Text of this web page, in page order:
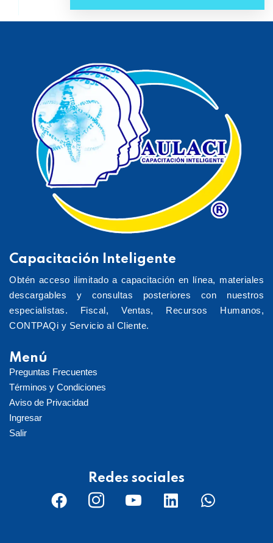
Capacitación Inteligente
Obtén acceso ilimitado a capacitación en línea, materiales
descargables y consultas posteriores con nuestros
especialistas. Fiscal, Ventas, Recursos Humanos,
CONTPAQi y Servicio al Cliente.
Menú
Preguntas Frecuentes
Términos y Condiciones
Aviso de Privacidad
Ingresar
Salir
Redes sociales